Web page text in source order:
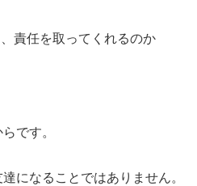
責任を取ってくれるのか
です。
になることではありません。